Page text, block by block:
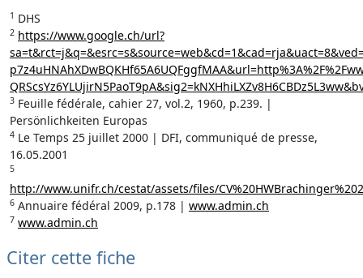
1 DHS
2 https://www.google.ch/url?
3 Feuille fédérale, cahier 27, vol.2, 1960, p.239. |
Persönlichkeiten Europas
4 Le Temps 25 juillet 2000 | DFI, communiqué de presse,
16.05.2001
5
http://www.unifr.ch/cestat/assets/files/
6 Annuaire fédéral 2009, p.178 | www.admin.ch
7 www.admin.ch
Citer cette fiche